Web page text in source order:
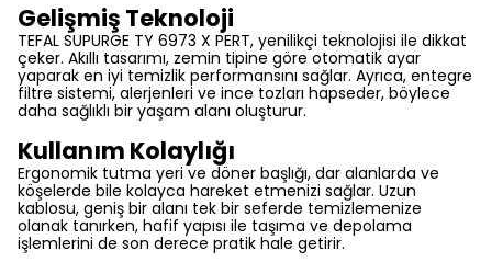
Gelişmiş Teknoloji
TEFAL SUPURGE TY 6973 X PERT, yenilikçi teknolojisi ile dikkat
çeker. Akıllı tasarımı, zemin tipine göre otomatik ayar
yaparak en iyi temizlik performansını sağlar. Ayrıca, entegre
filtre sistemi, alerjenleri ve ince tozları hapseder, böylece
daha sağlıklı bir yaşam alanı oluşturur.
Kullanım Kolaylığı
Ergonomik tutma yeri ve döner başlığı, dar alanlarda ve
köşelerde bile kolayca hareket etmenizi sağlar. Uzun
kablosu, geniş bir alanı tek bir seferde temizlemenize
olanak tanırken, hafif yapısı ile taşıma ve depolama
işlemlerini de son derece pratik hale getirir.